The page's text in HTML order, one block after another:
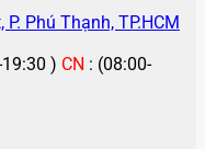
Phú Thạnh, TP.HCM
) CN : (08:00-